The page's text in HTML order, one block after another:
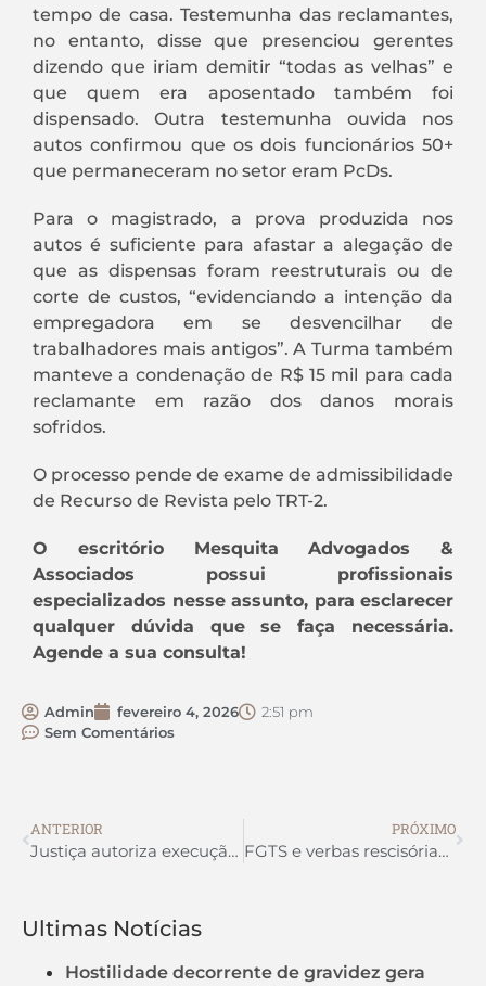
tempo de casa. Testemunha das reclamantes,
no entanto, disse que presenciou gerentes
dizendo que iriam demitir “todas as velhas” e
que quem era aposentado também foi
dispensado. Outra testemunha ouvida nos
autos confirmou que os dois funcionários 50+
que permaneceram no setor eram PcDs.
Para o magistrado, a prova produzida nos
autos é suficiente para afastar a alegação de
que as dispensas foram reestruturais ou de
corte de custos, “evidenciando a intenção da
empregadora em se desvencilhar de
trabalhadores mais antigos”. A Turma também
manteve a condenação de R$ 15 mil para cada
reclamante em razão dos danos morais
sofridos.
O processo pende de exame de admissibilidade
de Recurso de Revista pelo TRT-2.
O escritório Mesquita Advogados &
Associados possui profissionais
especializados nesse assunto, para esclarecer
qualquer dúvida que se faça necessária.
Agende a sua consulta!
Admin fevereiro 4, 2026
2:51 pm
Sem Comentários
ANTERIOR
Justiça autoriza execução em face de cônjuge do devedor
PRÓXIMO
FGTS e verbas rescisórias de empregado falecido são pagos apenas a dependentes habilitados no INSS
Ultimas Notícias
Hostilidade decorrente de gravidez gera